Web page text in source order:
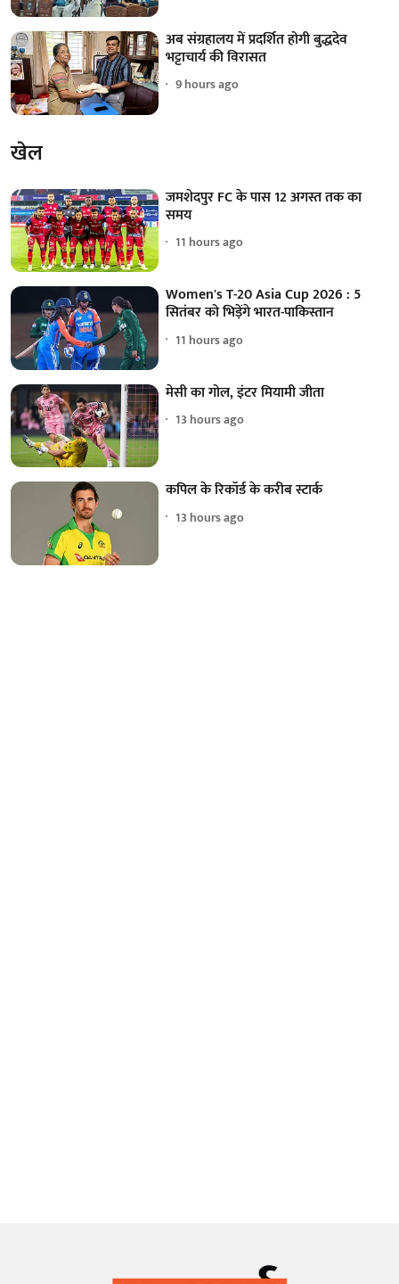
अब संग्रहालय में प्रदर्शित होगी बुद्धदेव
भट्टाचार्य की विरासत
9 hours ago
खेल
जमशेदपुर FC के पास 12 अगस्त तक का
समय
11 hours ago
Women's T-20 Asia Cup 2026 : 5
सितंबर को भिड़ेंगे भारत-पाकिस्तान
11 hours ago
मेसी का गोल, इंटर मियामी जीता
13 hours ago
कपिल के रिकॉर्ड के करीब स्टार्क
13 hours ago